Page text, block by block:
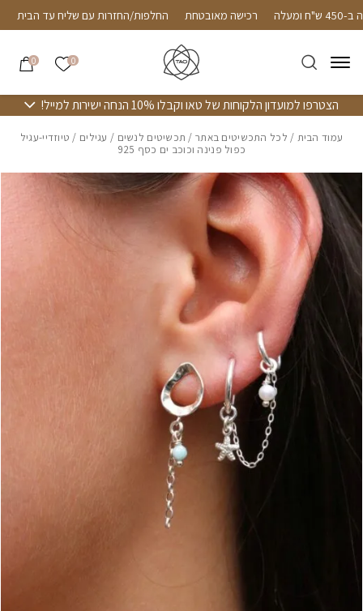
Skip to Content
ש"ח ומעלה רכישה מאובטחת החלפות/החזרות עם שליח עד
0 הרשימה
0
הצטרפו למועדון הלקוחות של טאו וקבלו 10% הנחה ישירות למייל!
עמוד הבית / לכל התכשיטים באתר/ תכשיטים לנשים / עגילים / טיוזדיי-עגיל
כפול פנינה וכוכב ים כסף 925
בחזרה למעלה